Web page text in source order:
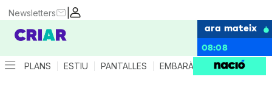
|
Newsletters
ara mateix
08:08
PLANS ESTIU PANTALLES EMBARÀS CRIANÇA